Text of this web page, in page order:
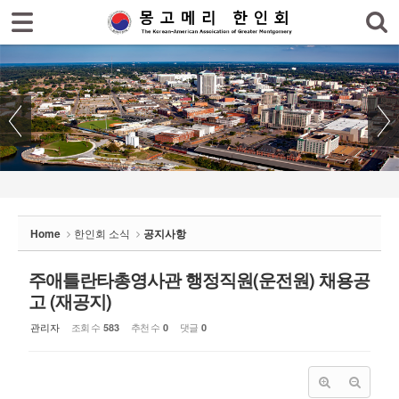
Home 한인회 소식 공지사항
주애틀란타총영사관 행정직원(운전원) 채용공
고 (재공지)
관리자 조회 수 583 추천 수 0 댓글 0
로그인 회원가입
한인회
한인회 소식
- 공지사항
- 몽고메리 한인회 이모저모
- 사진으로 보는 한인회
- 애틀랜타 총영사관 소식
Sketchbook5, 스케치북5
Sketchbook5, 스케치북5